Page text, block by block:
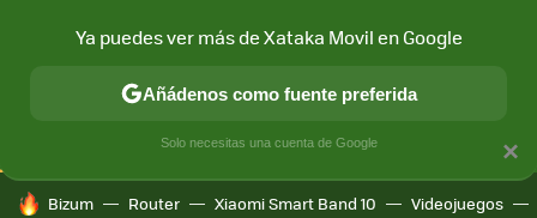
CONECTIVIDAD MÓVIL Y SOCIEDAD APLICACIONES
HOY SE HABLA DE
Bizum Router Xiaomi Smart Band 10 Videojuegos
×
Ya puedes ver más de Xataka Movil en Google
Añádenos como fuente preferida
Solo necesitas una cuenta de Google